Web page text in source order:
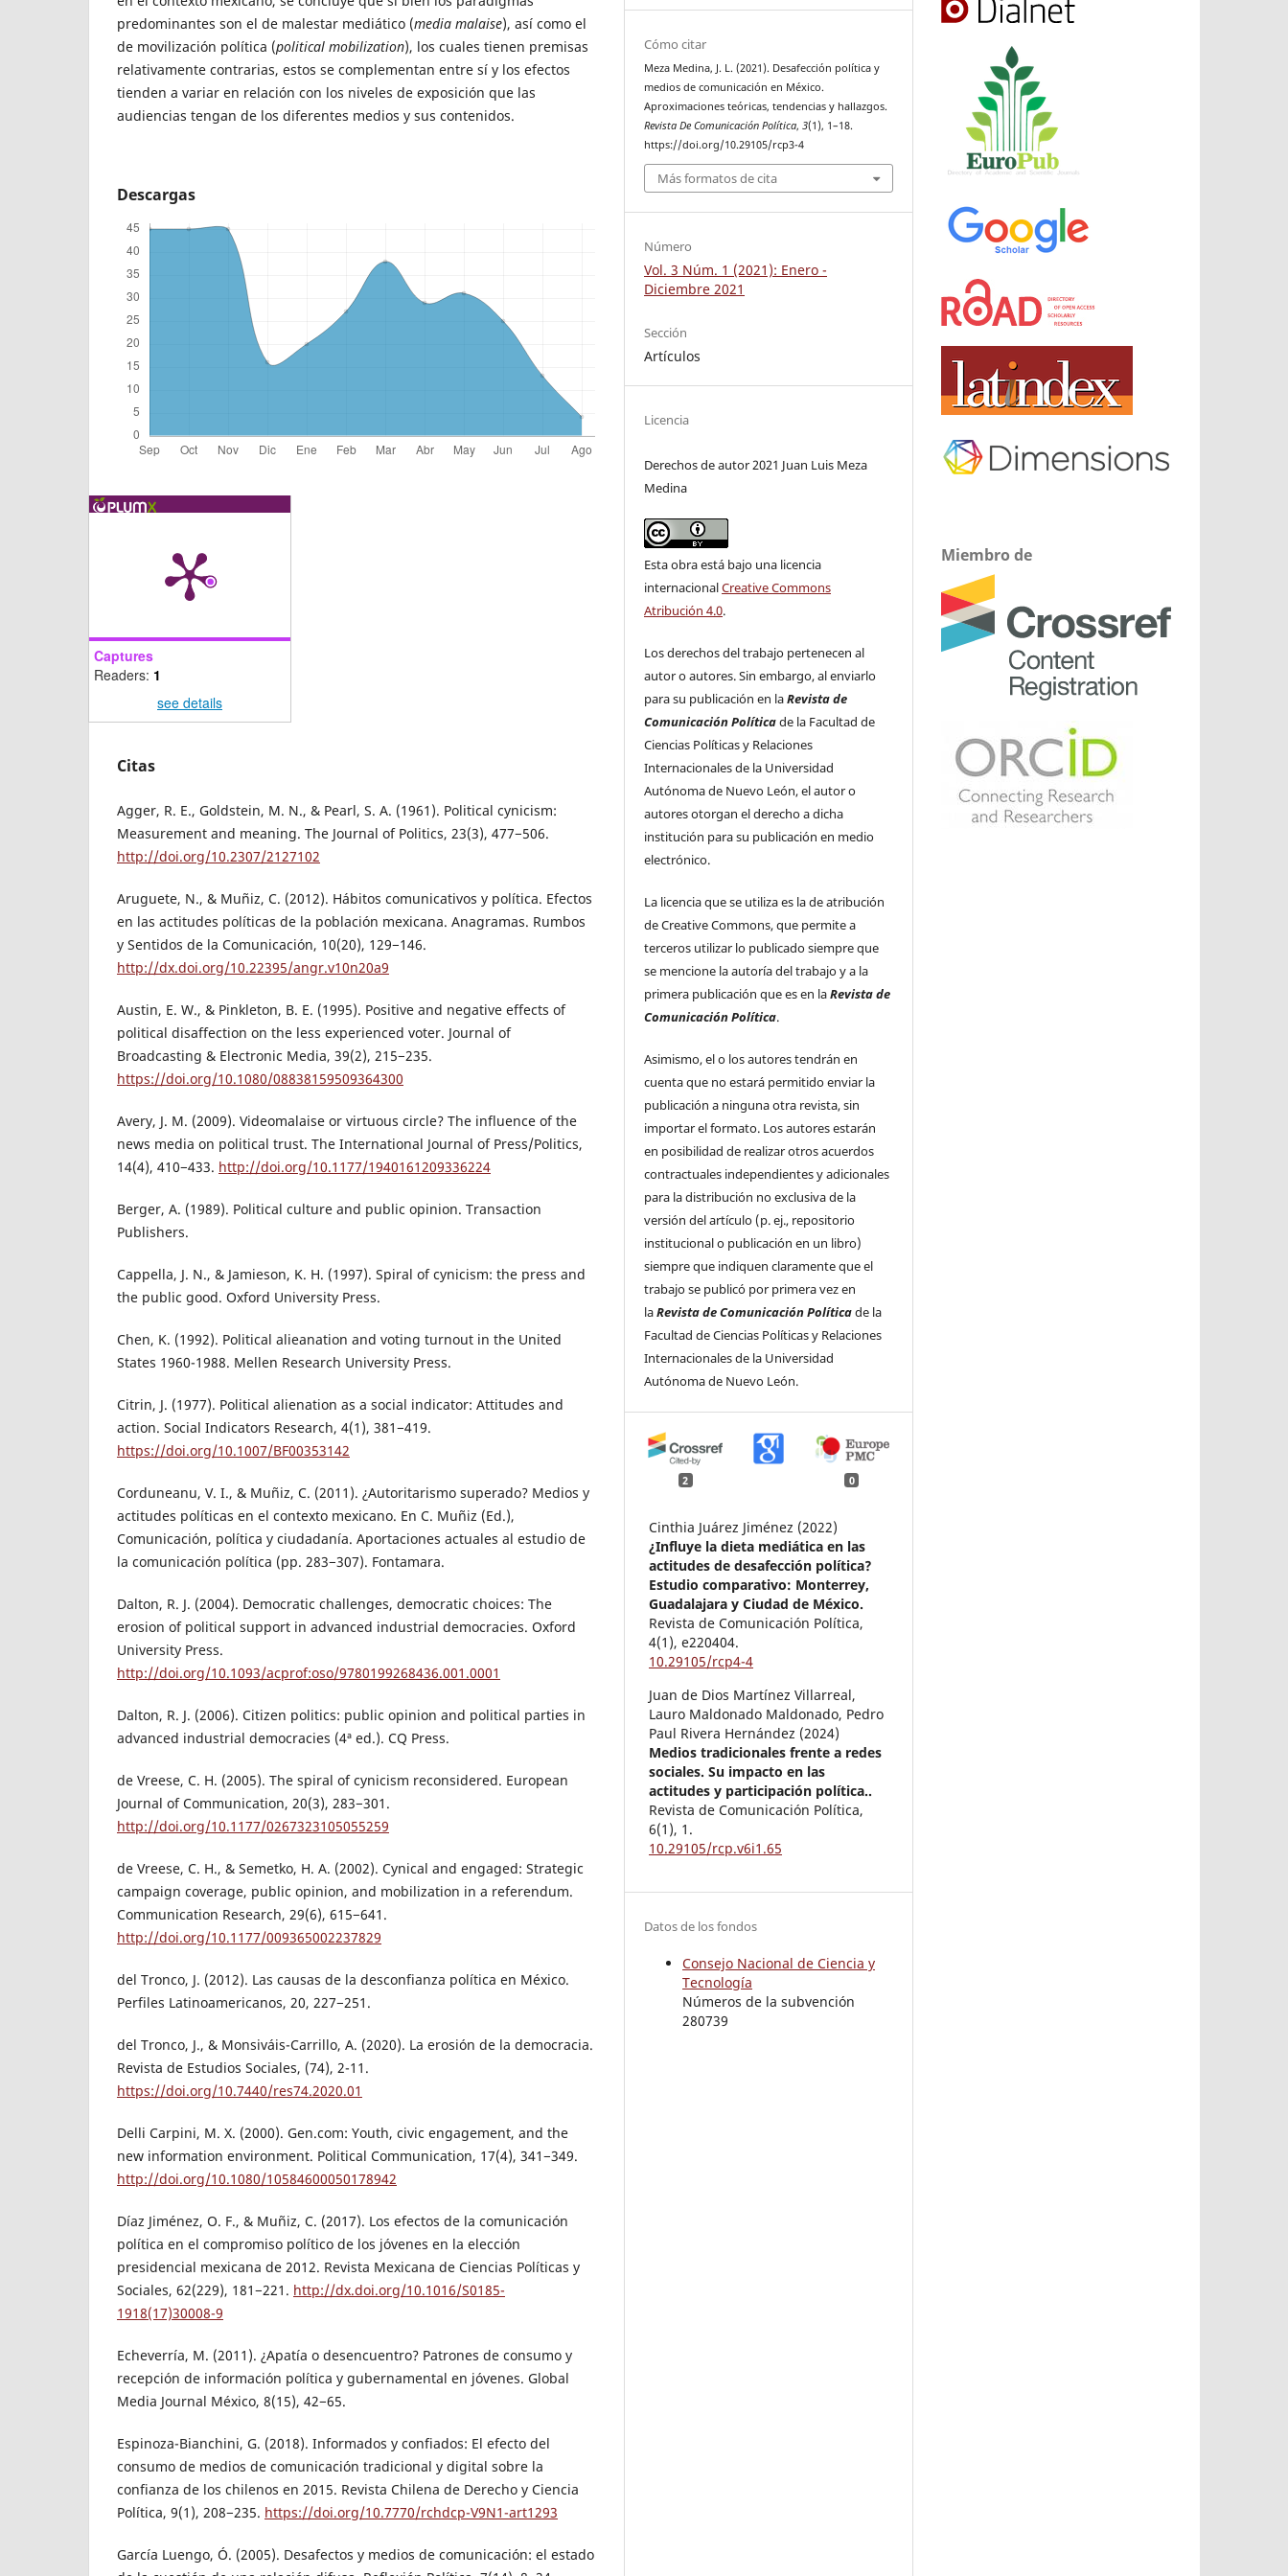
predominantes son el de malestar mediático (media malaise), así como el
de movilización política (political mobilization), los cuales tienen premisas
relativamente contrarias, estos se complementan entre sí y los efectos
tienden a variar en relación con los niveles de exposición que las
audiencias tengan de los diferentes medios y sus contenidos.
Descargas
Captures
Readers: 1
see details
Citas
Agger, R. E., Goldstein, M. N., & Pearl, S. A. (1961). Political cynicism:
Measurement and meaning. The Journal of Politics, 23(3), 477−506.
http://doi.org/10.2307/2127102
Aruguete, N., & Muñiz, C. (2012). Hábitos comunicativos y política. Efectos
en las actitudes políticas de la población mexicana. Anagramas. Rumbos
y Sentidos de la Comunicación, 10(20), 129−146.
http://dx.doi.org/10.22395/angr.v10n20a9
Austin, E. W., & Pinkleton, B. E. (1995). Positive and negative effects of
political disaffection on the less experienced voter. Journal of
Broadcasting & Electronic Media, 39(2), 215−235.
https://doi.org/10.1080/08838159509364300
Avery, J. M. (2009). Videomalaise or virtuous circle? The influence of the
news media on political trust. The International Journal of Press/Politics,
14(4), 410−433. http://doi.org/10.1177/1940161209336224
Berger, A. (1989). Political culture and public opinion. Transaction
Publishers.
Cappella, J. N., & Jamieson, K. H. (1997). Spiral of cynicism: the press and
the public good. Oxford University Press.
Chen, K. (1992). Political alieanation and voting turnout in the United
States 1960-1988. Mellen Research University Press.
Citrin, J. (1977). Political alienation as a social indicator: Attitudes and
action. Social Indicators Research, 4(1), 381−419.
https://doi.org/10.1007/BF00353142
Corduneanu, V. I., & Muñiz, C. (2011). ¿Autoritarismo superado? Medios y
actitudes políticas en el contexto mexicano. En C. Muñiz (Ed.),
Comunicación, política y ciudadanía. Aportaciones actuales al estudio de
la comunicación política (pp. 283−307). Fontamara.
Dalton, R. J. (2004). Democratic challenges, democratic choices: The
erosion of political support in advanced industrial democracies. Oxford
University Press.
http://doi.org/10.1093/acprof:oso/9780199268436.001.0001
Dalton, R. J. (2006). Citizen politics: public opinion and political parties in
advanced industrial democracies (4ª ed.). CQ Press.
de Vreese, C. H. (2005). The spiral of cynicism reconsidered. European
Journal of Communication, 20(3), 283−301.
http://doi.org/10.1177/0267323105055259
de Vreese, C. H., & Semetko, H. A. (2002). Cynical and engaged: Strategic
campaign coverage, public opinion, and mobilization in a referendum.
Communication Research, 29(6), 615−641.
http://doi.org/10.1177/009365002237829
del Tronco, J. (2012). Las causas de la desconfianza política en México.
Perfiles Latinoamericanos, 20, 227−251.
del Tronco, J., & Monsiváis-Carrillo, A. (2020). La erosión de la democracia.
Revista de Estudios Sociales, (74), 2-11.
https://doi.org/10.7440/res74.2020.01
Delli Carpini, M. X. (2000). Gen.com: Youth, civic engagement, and the
new information environment. Political Communication, 17(4), 341−349.
http://doi.org/10.1080/10584600050178942
Díaz Jiménez, O. F., & Muñiz, C. (2017). Los efectos de la comunicación
política en el compromiso político de los jóvenes en la elección
presidencial mexicana de 2012. Revista Mexicana de Ciencias Políticas y
Sociales, 62(229), 181−221. http://dx.doi.org/10.1016/S0185-
1918(17)30008-9
Echeverría, M. (2011). ¿Apatía o desencuentro? Patrones de consumo y
recepción de información política y gubernamental en jóvenes. Global
Media Journal México, 8(15), 42−65.
Espinoza-Bianchini, G. (2018). Informados y confiados: El efecto del
consumo de medios de comunicación tradicional y digital sobre la
confianza de los chilenos en 2015. Revista Chilena de Derecho y Ciencia
Política, 9(1), 208−235. https://doi.org/10.7770/rchdcp-V9N1-art1293
García Luengo, Ó. (2005). Desafectos y medios de comunicación: el estado
Cómo citar
Meza Medina, J. L. (2021). Desafección política y
medios de comunicación en México.
Aproximaciones teóricas, tendencias y hallazgos.
Revista De Comunicación Política,3(1), 1–18.
https://doi.org/10.29105/rcp3-4
Más formatos de cita
Número
Vol. 3 Núm. 1 (2021): Enero -
Diciembre 2021
Sección
Artículos
Licencia
Derechos de autor 2021 Juan Luis Meza
Medina
Esta obra está bajo una licencia
internacionalCreative Commons
Atribución 4.0.
Los derechos del trabajo pertenecen al
autor o autores. Sin embargo, al enviarlo
para su publicación en laRevista de
Comunicación Políticade la Facultad de
Ciencias Políticas y Relaciones
Internacionales de la Universidad
Autónoma de Nuevo León, el autor o
autores otorgan el derecho a dicha
institución para su publicación en medio
electrónico.
La licencia que se utiliza es la de atribución
de Creative Commons, que permite a
terceros utilizar lo publicado siempre que
se mencione la autoría del trabajo y a la
primera publicación que es en laRevista de
Comunicación Política.
Asimismo, el o los autores tendrán en
cuenta que no estará permitido enviar la
publicación a ninguna otra revista, sin
importar el formato. Los autores estarán
en posibilidad de realizar otros acuerdos
contractuales independientes y adicionales
para la distribución no exclusiva de la
versión del artículo (p. ej., repositorio
institucional o publicación en un libro)
siempre que indiquen claramente que el
trabajo se publicó por primera vez en
laRevista de Comunicación Políticade la
Facultad de Ciencias Políticas y Relaciones
Internacionales de la Universidad
Autónoma de Nuevo León.
2 0
Cinthia Juárez Jiménez (2022)
¿Influye la dieta mediática en las
actitudes de desafección política?
Estudio comparativo: Monterrey,
Guadalajara y Ciudad de México.
Revista de Comunicación Política,
4(1),e220404.
10.29105/rcp4-4
Juan de Dios Martínez Villarreal,
Lauro Maldonado Maldonado, Pedro
Paul Rivera Hernández (2024)
Medios tradicionales frente a redes
sociales. Su impacto en las
actitudes y participación política..
Revista de Comunicación Política,
6(1), 1.
10.29105/rcp.v6i1.65
Datos de los fondos
Consejo Nacional de Ciencia y
Tecnología
Números de la subvención
280739
Miembro de